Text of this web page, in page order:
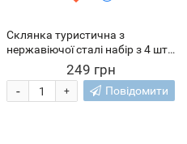
Склянка туристична з
нержавіючої сталі набір з 4 шт
в чохлі 170 мл (SH)
249 грн
+
- Повідомити